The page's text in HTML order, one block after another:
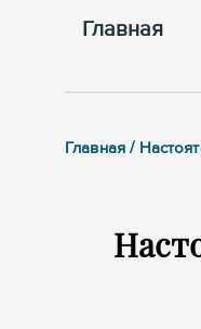
Главная
Главная /